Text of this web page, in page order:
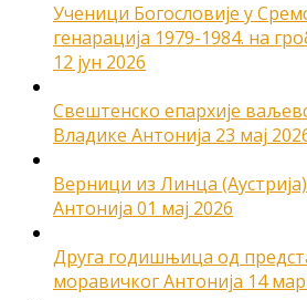
Ученици Богословије у
генарација 1979-1984. на
12 јун 2026
Свештенско епархије
Владике Антонија 23 мај
Верници из Линца
Антонија 01 мај 2026
Друга годишњица од
моравичког Антонија 14